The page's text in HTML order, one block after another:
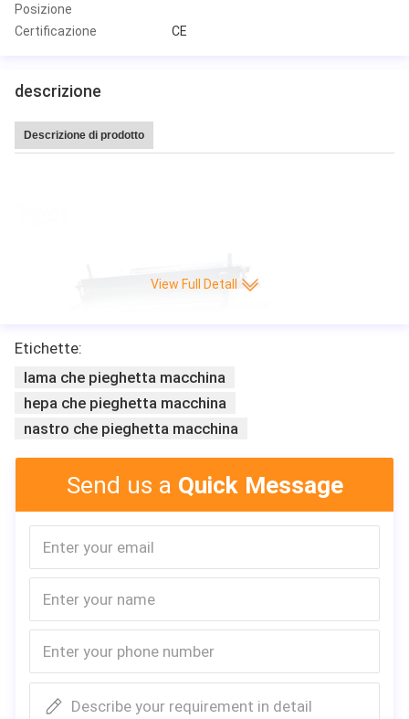
Posizione
Certificazione CE
descrizione
Descrizione di prodotto
View Full Detall
Etichette:
lama che pieghetta macchina
hepa che pieghetta macchina
nastro che pieghetta macchina
Send us a Quick Message
Describe your requirement in detail